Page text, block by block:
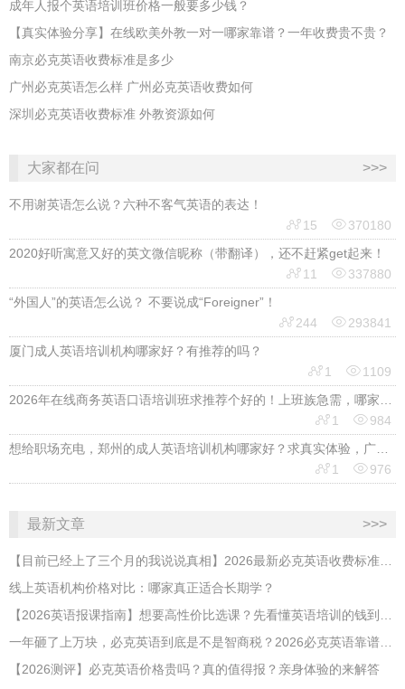
成年人报个英语培训班价格一般要多少钱？
【真实体验分享】在线欧美外教一对一哪家靠谱？一年收费贵不贵？
南京必克英语收费标准是多少
广州必克英语怎么样 广州必克英语收费如何
深圳必克英语收费标准 外教资源如何
大家都在问 >>>
不用谢英语怎么说？六种不客气英语的表达！
15 370180
2020好听寓意又好的英文微信昵称（带翻译），还不赶紧get起来！
11 337880
“外国人”的英语怎么说？ 不要说成“Foreigner”！
244 293841
厦门成人英语培训机构哪家好？有推荐的吗？
1 1109
2026年在线商务英语口语培训班求推荐个好的！上班族急需，哪家好？
1 984
想给职场充电，郑州的成人英语培训机构哪家好？求真实体验，广告勿扰，感谢！
1 976
最新文章 >>>
【目前已经上了三个月的我说说真相】2026最新必克英语收费标准多少？靠谱吗？有坑吗？
线上英语机构价格对比：哪家真正适合长期学？
【2026英语报课指南】想要高性价比选课？先看懂英语培训的钱到底花在哪
​一年砸了上万块，必克英语到底是不是智商税？2026必克英语靠谱吗？有没有效果？
【2026测评】必克英语价格贵吗？真的值得报？亲身体验的来解答